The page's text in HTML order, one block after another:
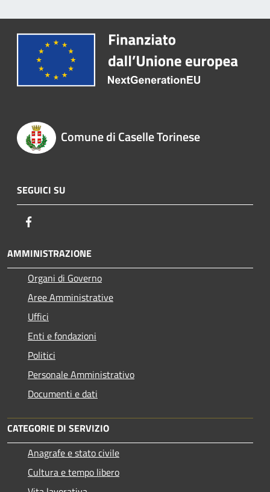
Comune di Caselle Torinese
SEGUICI SU
AMMINISTRAZIONE
Organi di Governo
Aree Amministrative
Uffici
Enti e fondazioni
Politici
Personale Amministrativo
Documenti e dati
CATEGORIE DI SERVIZIO
Anagrafe e stato civile
Cultura e tempo libero